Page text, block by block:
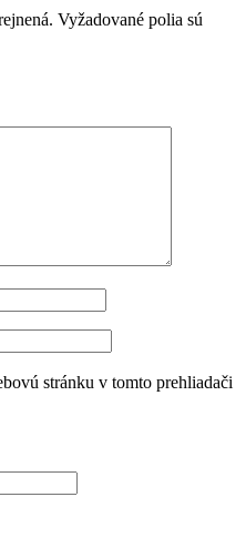
Vyžadované polia sú
stránku v tomto prehliadači